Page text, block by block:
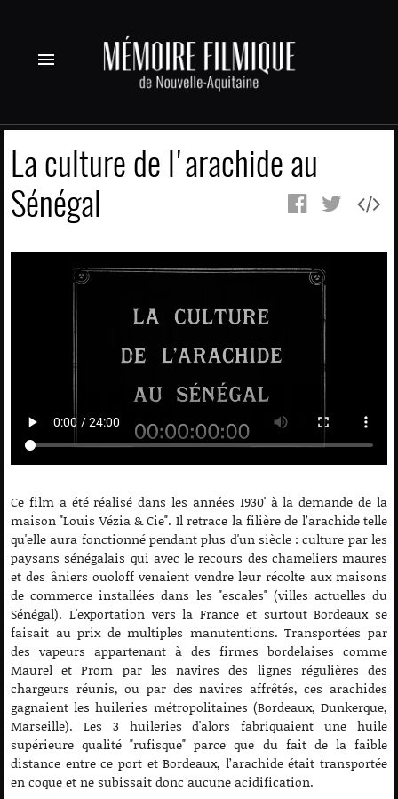
menu
La culture de l'arachide au
Sénégal
Ce film a été réalisé dans les années 1930' à la demande de la
maison "Louis Vézia & Cie". Il retrace la filière de l’arachide telle
qu'elle aura fonctionné pendant plus d'un siècle : culture par les
paysans sénégalais qui avec le recours des chameliers maures
et des âniers ouoloff venaient vendre leur récolte aux maisons
de commerce installées dans les "escales" (villes actuelles du
Sénégal). L'exportation vers la France et surtout Bordeaux se
faisait au prix de multiples manutentions. Transportées par
des vapeurs appartenant à des firmes bordelaises comme
Maurel et Prom par les navires des lignes régulières des
chargeurs réunis, ou par des navires affrêtés, ces arachides
gagnaient les huileries métropolitaines (Bordeaux, Dunkerque,
Marseille). Les 3 huileries d'alors fabriquaient une huile
supérieure qualité "rufisque" parce que du fait de la faible
distance entre ce port et Bordeaux, l’arachide était transportée
en coque et ne subissait donc aucune acidification.